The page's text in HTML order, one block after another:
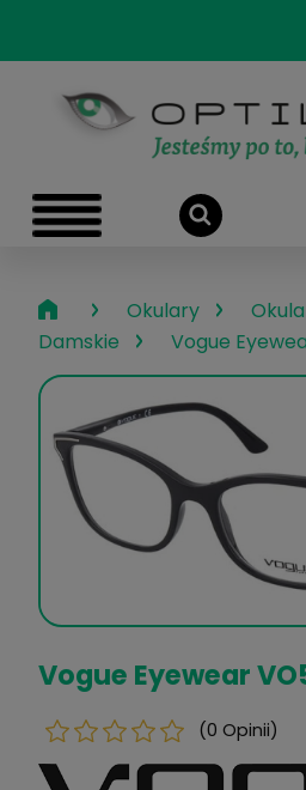
› Okulary ›
Damskie › Vogue